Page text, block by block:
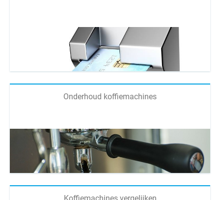
Onderhoud koffiemachines